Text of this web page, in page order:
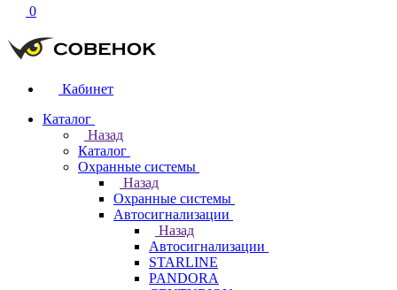
0
Кабинет
Каталог
Назад
Каталог
Охранные системы
Назад
Охранные системы
Автосигнализации
Назад
Автосигнализации
STARLINE
PANDORA